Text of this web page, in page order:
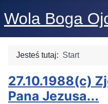
Wola Boga
Jesteś tutaj: Start
27.10.1988(c)
Pana Jezusa...